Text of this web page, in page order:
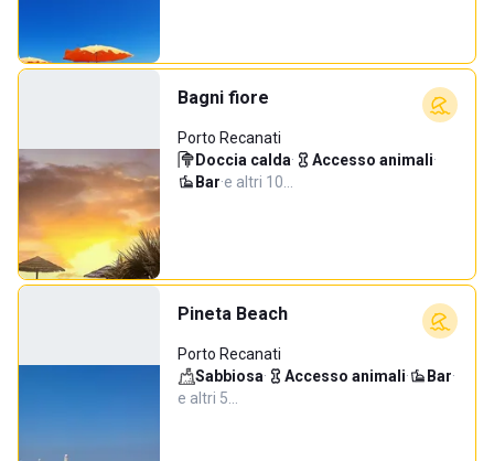
Bagni fiore
Porto Recanati
Doccia calda· Accesso animali·
Bar·e altri 10…
Pineta Beach
Porto Recanati
Sabbiosa· Accesso animali· Bar·
e altri 5…